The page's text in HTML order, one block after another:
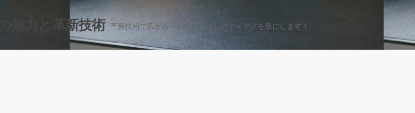
魅力と革新技術 革新技術で広がる可能性、あなたのアイデアを形にします！
切